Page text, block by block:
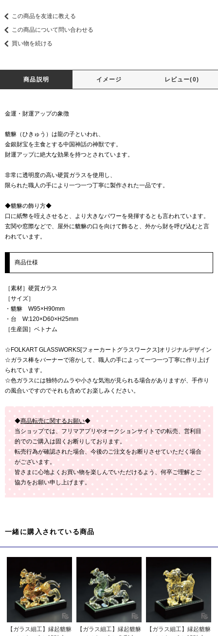
この商品を友達に教える
この商品について問い合わせる
買い物を続ける
商品説明 イメージ レビュー(0)
金運・財運アップの象徴
貔貅（ひきゅう）は龍の子といわれ、
金銀財宝を主食とする中国神話の神獣です。
財運アップに絶大な効果を持つとされています。
非常に透明度の高い硬質ガラスを使用し、
限られた職人の手により一つ一つ丁寧に製作された一品です。
◆貔貅の飾り方◆
口に紙幣を咥えさせると、より大きなパワーを発揮するとも言われています。
玄関や窓際などで、屋外に貔貅の口を向けて飾ると、外から財を呼び込むと言
われています。
商品仕様
［素材］硬質ガラス
［サイズ］
・貔貅 W95×H90mm
・台 W:120×D60×H25mm
［生産国］ベトナム
☆FOLKART GLASSWORKS[フォーカートグラスワークス]オリジナルデザイン
☆ガラス棒をバーナーで溶かして、職人の手によって一つ一つ丁寧に作り上げ
られています。
☆色ガラスには独特のムラや小さな気泡が見られる場合がありますが、手作り
の風合いですのでそれも含めてお楽しみください。
◆商品転売に関するお願い◆
当ショップでは、フリマアプリやオークションサイトでの転売、営利目
的でのご購入は固くお断りしております。
転売行為が確認された場合、今後のご注文をお断りさせていただく場合
がございます。
皆さまに心地よくお買い物を楽しんでいただけるよう、何卒ご理解とご
協力をお願い申し上げます。
一緒に購入されている商品
【ガラス細工】縁起貔貅
【ガラス細工】縁起貔貅
【ガラス細工】縁起貔貅